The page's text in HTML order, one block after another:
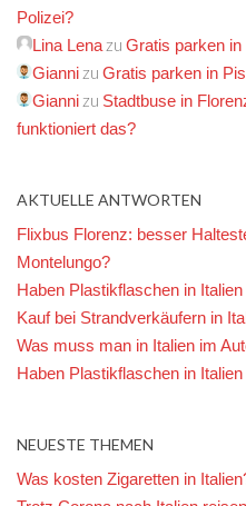
Polizei?
Lina Lena zu Gratis parken in
Gianni zu Gratis parken in
Gianni zu Stadtbuse in
funktioniert das?
AKTUELLE ANTWORTEN
Flixbus Florenz: besser
Montelungo?
Haben Plastikflaschen in
Kauf bei Strandverkäufern in
Was muss man in Italien im
Haben Plastikflaschen in
NEUESTE THEMEN
Was kosten Zigaretten in